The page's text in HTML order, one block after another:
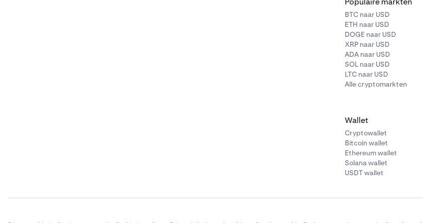
BTC naar USD
ETH naar USD
DOGE naar USD
XRP naar USD
ADA naar USD
SOL naar USD
LTC naar USD
Alle cryptomarkten
Wallet
Cryptowallet
Bitcoin wallet
Ethereum wallet
Solana wallet
USDT wallet